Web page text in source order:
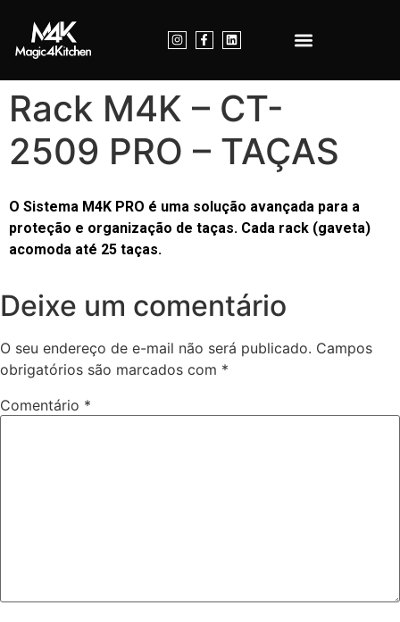
Rack M4K – CT-
2509 PRO – TAÇAS
O Sistema M4K PRO é uma solução avançada para a
proteção e organização de taças. Cada rack (gaveta)
acomoda até 25 taças.
Deixe um comentário
O seu endereço de e-mail não será publicado. Campos
obrigatórios são marcados com *
Comentário *